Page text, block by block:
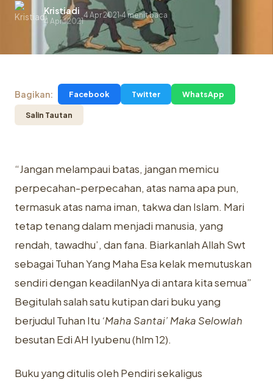
Kristiadi
4 April 2021
4 Apr 2021.4 menit baca
Bagikan: Facebook Twitter WhatsApp
Salin Tautan
“Jangan melampaui batas, jangan memicu
perpecahan-perpecahan, atas nama apa pun,
termasuk atas nama iman, takwa dan Islam. Mari
tetap tenang dalam menjadi manusia, yang
rendah, tawadhu’, dan fana. Biarkanlah Allah Swt
sebagai Tuhan Yang Maha Esa kelak memutuskan
sendiri dengan keadilanNya di antara kita semua”
Begitulah salah satu kutipan dari buku yang
berjudul Tuhan Itu ‘Maha Santai’ Maka Selowlah
besutan Edi AH Iyubenu (hlm 12).
Buku yang ditulis oleh Pendiri sekaligus